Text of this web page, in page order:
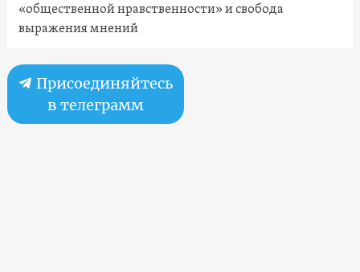
«общественной нравственности» и свобода
выражения мнений
Присоединяйтесь
в телеграмм